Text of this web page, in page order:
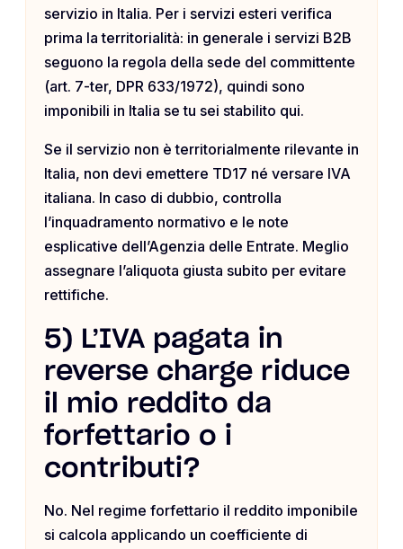
servizio in Italia. Per i servizi esteri verifica
prima la territorialità: in generale i servizi B2B
seguono la regola della sede del committente
(art. 7-ter, DPR 633/1972), quindi sono
imponibili in Italia se tu sei stabilito qui.
Se il servizio non è territorialmente rilevante in
Italia, non devi emettere TD17 né versare IVA
italiana. In caso di dubbio, controlla
l’inquadramento normativo e le note
esplicative dell’Agenzia delle Entrate. Meglio
assegnare l’aliquota giusta subito per evitare
rettifiche.
5) L’IVA pagata in
reverse charge riduce
il mio reddito da
forfettario o i
contributi?
No. Nel regime forfettario il reddito imponibile
si calcola applicando un coefficiente di